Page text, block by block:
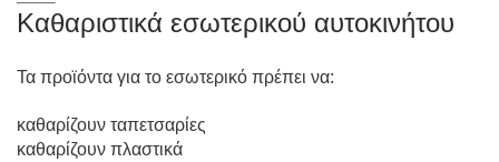
Καθαριστικά εσωτερικού αυτοκινήτου
Τα προϊόντα για το εσωτερικό πρέπει να:
καθαρίζουν ταπετσαρίες
καθαρίζουν πλαστικά